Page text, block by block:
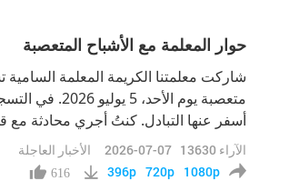
حوار المعلمة مع الأشباح المتعصبة
شاركت معلمتنا الكريمة المعلمة السامية
متعصبة يوم
أسفر عنها التبادل. كنتُ أجري محادثة
المتعصبة. وقام العديد منهم بتوحيد
دَنَّسْ
الأخبار العاجلة 2026-07-07 13630 الآراء
616 396p 720p 1080p